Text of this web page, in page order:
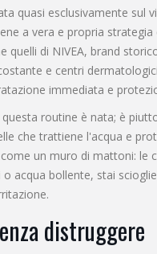
quasi esclusivamente
a vera e propria
quelli di NIVEA, brand
e centri
immediata e
routine è nata; è
che trattiene l'acqua e
un muro di mattoni:
acqua bollente, stai
distruggere